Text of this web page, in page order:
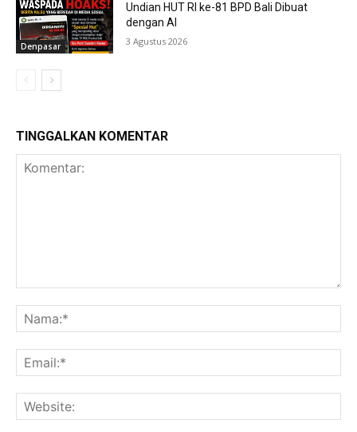
Denpasar
Undian HUT RI ke-81 BPD Bali Dibuat
dengan AI
3 Agustus 2026
TINGGALKAN KOMENTAR